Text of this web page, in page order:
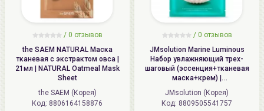
/ 0 отзывов
the SAEM NATURAL Маска
тканевая с экстрактом овса |
21мл | NATURAL Oatmeal Mask
Sheet
the SAEM (Корея)
Код: 8806164158876
/ 0 отзывов
JMsolution Marine Luminous
Набор увлажняющий трех-
шаговый (эссенция+тканевая
маска+крем) |
1.5мл+27мл+1.5мл | Marine
Luminous Pearl Deep Moisture
Mask
JMsolution (Корея)
Код: 8809505541757